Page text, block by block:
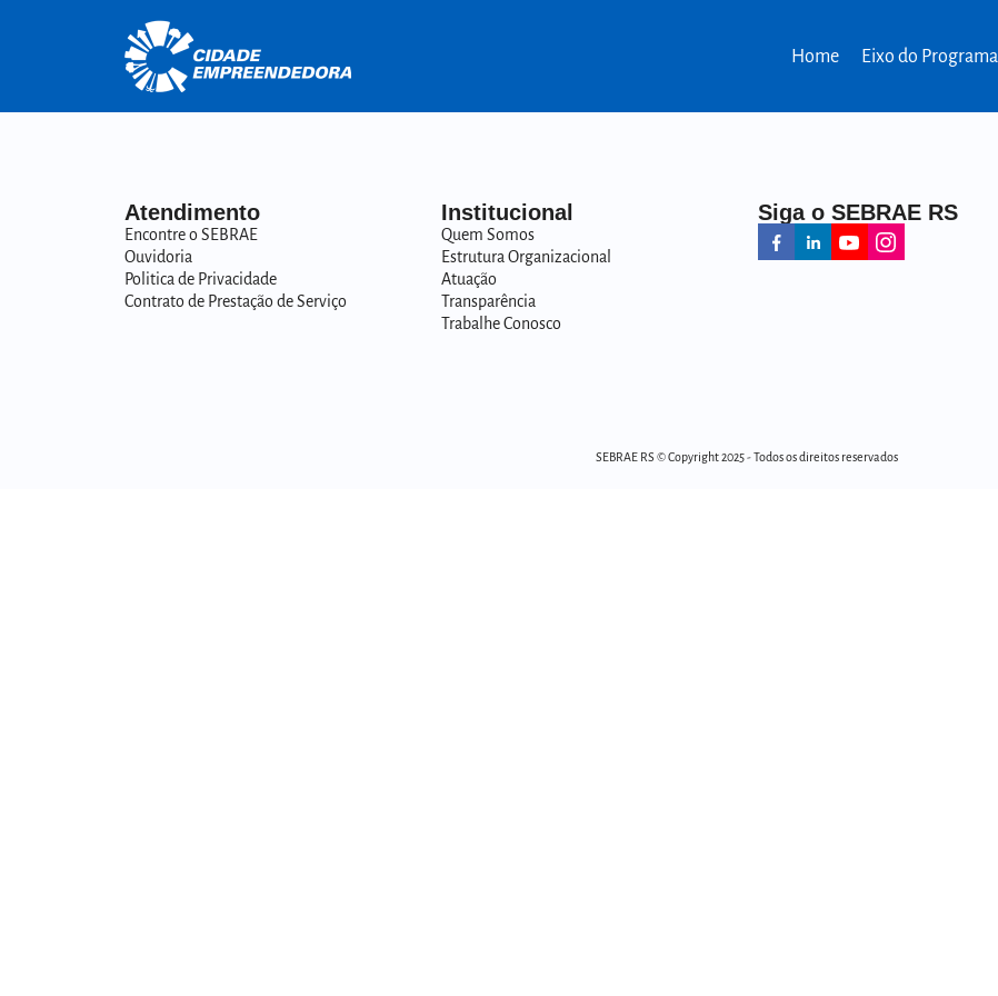
Home Eixo do Programa
Atendimento
Encontre o SEBRAE
Ouvidoria
Politica de Privacidade
Contrato de Prestação de Serviço
Institucional
Quem Somos
Estrutura Organizacional
Atuação
Transparência
Trabalhe Conosco
Siga o SEBRAE RS
SEBRAE RS © Copyright 2025 - Todos os direitos reservados